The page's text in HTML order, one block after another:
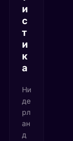
и
с
т
и
к
а
Ни
де
рл
ан
д